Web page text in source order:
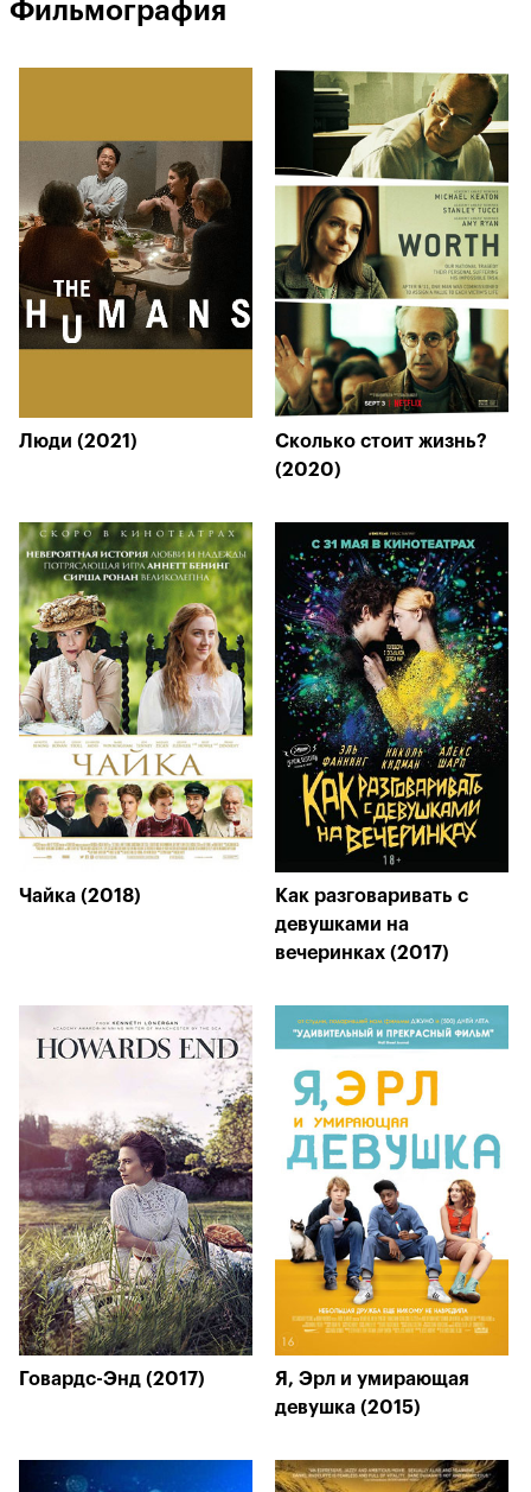
Фильмография
Люди (2021)
Сколько стоит жизнь?
(2020)
Чайка (2018)
Как разговаривать с
девушками на
вечеринках (2017)
Говардс-Энд (2017)
Я, Эрл и умирающая
девушка (2015)